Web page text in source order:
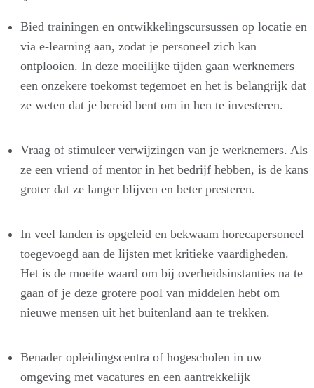
Bied trainingen en ontwikkelingscursussen op locatie en
via e-learning aan, zodat je personeel zich kan
ontplooien. In deze moeilijke tijden gaan werknemers
een onzekere toekomst tegemoet en het is belangrijk dat
ze weten dat je bereid bent om in hen te investeren.
Vraag of stimuleer verwijzingen van je werknemers. Als
ze een vriend of mentor in het bedrijf hebben, is de kans
groter dat ze langer blijven en beter presteren.
In veel landen is opgeleid en bekwaam horecapersoneel
toegevoegd aan de lijsten met kritieke vaardigheden.
Het is de moeite waard om bij overheidsinstanties na te
gaan of je deze grotere pool van middelen hebt om
nieuwe mensen uit het buitenland aan te trekken.
Benader opleidingscentra of hogescholen in uw
omgeving met vacatures en een aantrekkelijk